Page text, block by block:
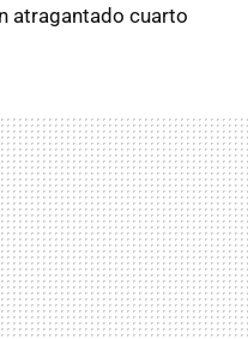
atragantado cuarto